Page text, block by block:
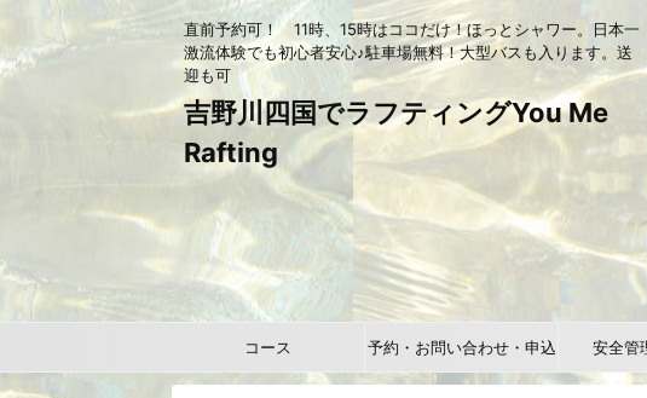
直前予約可！ 11時、15時はココだけ！ほっとシャワー。日本一
激流体験でも初心者安心♪駐車場無料！大型バスも入ります。送
迎も可
吉野川四国でラフティングYou Me
Rafting
コース 予約・お問い合わせ・申込 安全管